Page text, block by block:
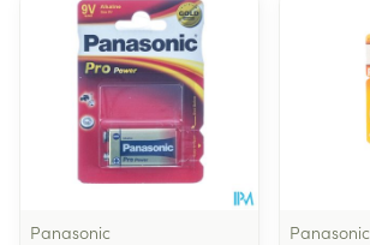
Panasonic
Panasonic